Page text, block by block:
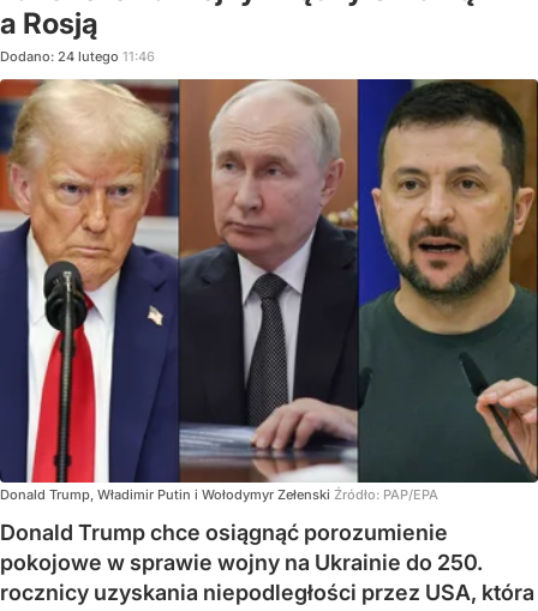
a Rosją
Dodano: 24 lutego 11:46
Donald Trump, Władimir Putin i Wołodymyr Zełenski Źródło: PAP/EPA
Donald Trump chce osiągnąć porozumienie
pokojowe w sprawie wojny na Ukrainie do 250.
rocznicy uzyskania niepodległości przez USA, która